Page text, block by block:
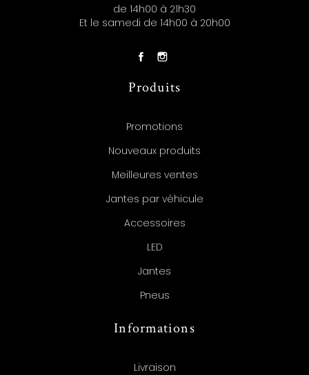
de 14h00 à 21h30
Et le samedi de 14h00 à 20h00
Produits
Promotions
Nouveaux produits
Meilleures ventes
Jantes par véhicule
Accessoires
LED
Jantes
Pneus
Informations
Livraison